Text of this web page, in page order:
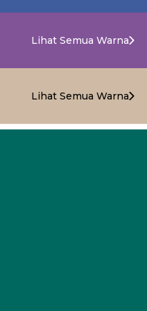
Lihat Semua Warna
Lihat Semua Warna